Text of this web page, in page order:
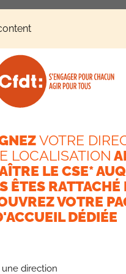
DERE – BILAN 2025 &
BILAN 2025
2026
des équipes et
transformation ERE en
charge de travail supportée
VOTRE
LOCALISATION
LE CSE*
ÊTES RATTACHÉ
VOTRE
DÉDIÉE